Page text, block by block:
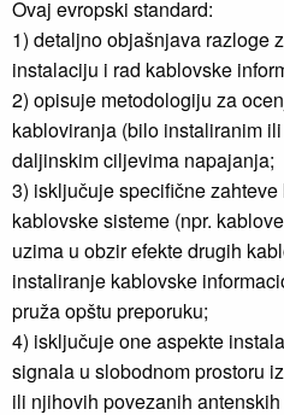
Ovaj evropski standard:
1) detaljno objašnjava razloge
instalaciju i rad kablovske
2) opisuje metodologiju za
kabloviranja (bilo instaliranim
daljinskim ciljevima napajanja;
3) isključuje specifične
kablovske sisteme (npr.
uzima u obzir efekte drugih
instaliranje kablovske
pruža opštu preporuku;
4) isključuje one aspekte
signala u slobodnom prostoru
ili njihovih povezanih